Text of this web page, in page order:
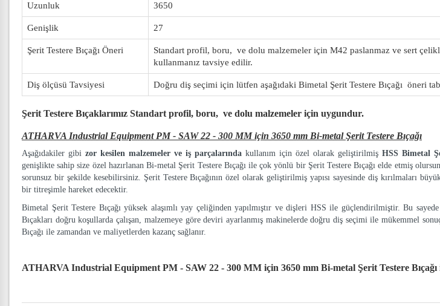
Uzunluk 3650
Genişlik 27
Şerit Testere Bıçağı Öneri
Standart profil, boru, ve dolu malzemeler için M42 paslanmaz ve sert
kullanmanız tavsiye edilir.
Diş ölçüsü Tavsiyesi Doğru diş seçimi için lütfen aşağıdaki Bimetal Şerit Testere Bıçağı öneri
Şerit Testere Bıçaklarımız Standart profil, boru, ve dolu malzemeler için uygundur.
ATHARVA Industrial Equipment PM - SAW 22 - 300 MM için 3650 mm Bi-metal Şerit Testere Bıçağı
Aşağıdakiler gibi zor kesilen malzemeler ve iş parçalarında kullanım için özel olarak geliştirilmiş HSS Bimetal
genişlikte sahip size özel hazırlanan Bi-metal Şerit Testere Bıçağı ile çok yönlü bir Şerit Testere Bıçağı elde etmiş
sorunsuz bir şekilde kesebilirsiniz. Şerit Testere Bıçağının özel olarak geliştirilmiş yapısı sayesinde diş kırılmaları
bir titreşimle hareket edecektir.
Bimetal Şerit Testere Bıçağı yüksek alaşımlı yay çeliğinden yapılmıştır ve dişleri HSS ile güçlendirilmiştir. Bu
Bıçakları doğru koşullarda çalışan, malzemeye göre deviri ayarlanmış makinelerde doğru diş seçimi ile mükemmel
Bıçağı ile zamandan ve maliyetlerden kazanç sağlanır.
ATHARVA Industrial Equipment PM - SAW 22 - 300 MM için 3650 mm Bi-metal Şerit Testere Bıçağı